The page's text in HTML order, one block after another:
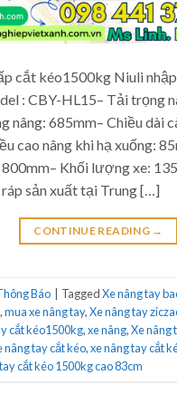
cắt kéo1500kg Niuli
: CBY-HL15– Tải trọng
nâng: 685mm– Chiều dài
cao nâng khi hạ xuống:
800mm– Khối lượng xe:
sản xuất tại Trung […]
CONTINUE READING →
Báo TaggedXe nâng tay
,mua xe nâng tay,Xe nâng tay
cắt kéo1500kg,xe nâng,Xe nâng
nâng tay cắt kéo,xe nâng tay cắt
cắt kéo 1500kg cao 83cm